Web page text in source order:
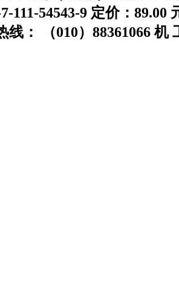
111-54543-9 定价：
： （010）88361066 机